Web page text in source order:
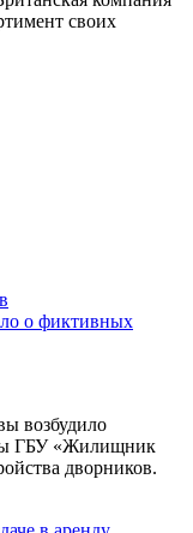
своих
о фиктивных
возбудило
ГБУ «Жилищник
дворников.